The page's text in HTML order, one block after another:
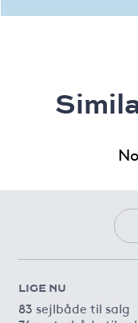
LIGE NU
83 sejlbåde til salg